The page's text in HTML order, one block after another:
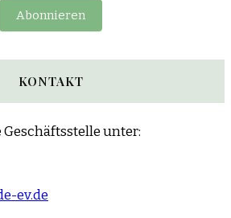
Abonnieren
KONTAKT
unter:
ev.de